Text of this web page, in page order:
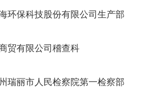
环保科技股份有限公司生产部
贸有限公司稽查科
瑞丽市人民检察院第一检察部